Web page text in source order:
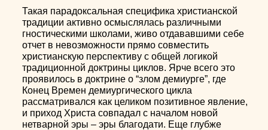
Такая парадоксальная специфика христианской
традиции активно осмыслялась различными
гностическими школами, живо отдававшими себе
отчет в невозможности прямо совместить
христианскую перспективу с общей логикой
традиционной доктрины циклов. Ярче всего это
проявилось в доктрине о “злом демиурге”, где
Конец Времен демиургического цикла
рассматривался как целиком позитивное явление,
и приход Христа совпадал с началом новой
нетварной эры – эры благодати. Еще глубже